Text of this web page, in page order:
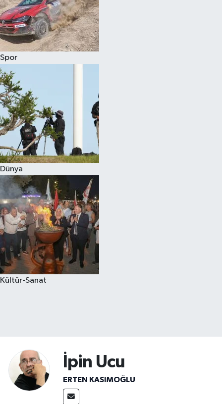
Spor
Dünya
Kültür-Sanat
İpin Ucu
ERTEN KASIMOĞLU